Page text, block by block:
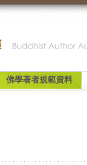
佛學著者規範資料